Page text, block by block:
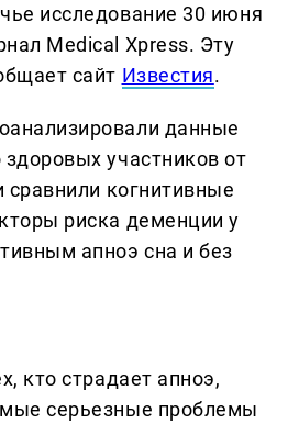
исследование 30 июня
Medical Xpress. Эту
сайт Известия.
данные
участников от
сравнили когнитивные
риска деменции у
апноэ сна и без
кто страдает апноэ,
серьезные проблемы